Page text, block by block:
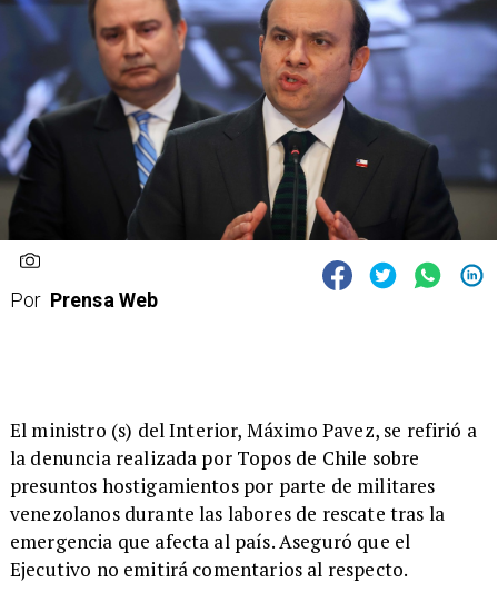
Por Prensa Web
El ministro (s) del Interior, Máximo Pavez, se refirió a
la denuncia realizada por Topos de Chile sobre
presuntos hostigamientos por parte de militares
venezolanos durante las labores de rescate tras la
emergencia que afecta al país. Aseguró que el
Ejecutivo no emitirá comentarios al respecto.